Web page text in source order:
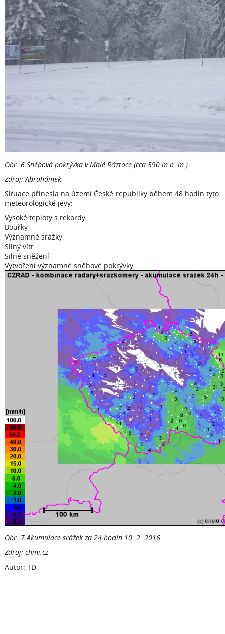
Obr. 6 Sněhová pokrývka v Malé Ráztoce (cca 590 m n. m.)
Zdroj: Abrahámek
Situace přinesla na území České republiky během 48 hodin tyto
meteorologické jevy:
Vysoké teploty s rekordy
Bouřky
Významné srážky
Silný vítr
Silné sněžení
Vytvoření významné sněhové pokrývky
Obr. 7 Akumulace srážek za 24 hodin 10. 2. 2016
Zdroj: chmi.cz
Autor: TD